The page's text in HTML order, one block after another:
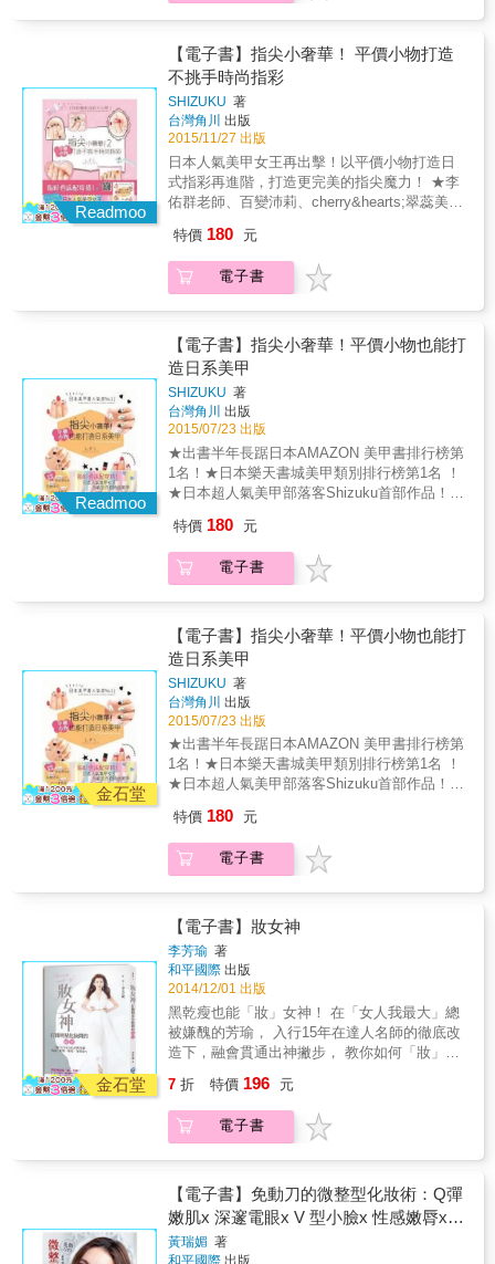
cherry&hearts; 翠蕊 法式微甜短指甲、 女子力
上昇足趾彩、 低調優雅ＯＬ風&hellip;&hellip;
解決一切美甲煩惱，<br style="box-sizing:
border-box; color: rgb(51, 51, 51); font-family:
Verdana, 新細明體, Arial, Helvetica, sans-
serif; font-size: small; line-height: 17px;"
Readmoo
【電子書】指尖小奢華！ 平價小物打造
不挑手時尚指彩
SHIZUKU 著
台灣角川 出版
2015/11/27 出版
日本人氣美甲女王再出擊！以平價小物打造日
式指彩再進階，打造更完美的指尖魔力！ ★李
佑群老師、百變沛莉、cherry&hearts;翠蕊美麗
擾，短指甲、小指甲都能做出甜美造型！ ★日
本人氣美甲女王大方公開１５０款的獨創指
彩！隨手可得的道具X零失敗步驟圖＝打造最時
cherry&hearts; 翠蕊 法式微甜短指甲、 女子力
上昇足趾彩、 低調優雅ＯＬ風&hellip;&hellip;
解決一切美甲煩惱，<br style="box-sizing:
border-box; color: rgb(51, 51, 51); font-family:
Verdana, 新細明體, Arial, Helvetica, sans-
serif; font-size: small; line-height: 17px;"
特價 180 元
電子書
Readmoo
【電子書】指尖小奢華！平價小物也能打
造日系美甲
SHIZUKU 著
台灣角川 出版
2015/07/23 出版
★出書半年長踞日本AMAZON 美甲書排行榜第
1名！★日本樂天書城美甲類別排行榜第1名 ！
★日本超人氣美甲部落客Shizuku首部作品！
人節、聖誕節等重要節日設計的指彩，讓妳隨
時擁有完美指尖！& ★OK繃、紙膠帶、廚房海
綿？隨手可得的道具X零失敗步驟圖＝打造最時
搭配適合的指彩，就讓能整體穿搭更添魅力。
& 本書作者Shizuku，原本於日本社群網站
ameba上分享隨手畫出時尚感十足的創意指彩
而一躍成名，並受邀與各美甲大廠合作。 本書
為其首次推出美甲彩繪書。以詳細的步驟圖，
教讀者如何以隨手可得、隨處可買的道具和指
甲油，畫出最具時尚感的日式美甲！ & 1
Shizuku風－畫出自己獨創指彩的技巧& 2 隨身
小道具就能做的設計 3 不用指甲貼也能畫出炫
目指彩 4 搭配亮片、鋁片、水鑽&hellip;&hellip;
指彩也要跟上季節流行！翻開日曆，打造一整
年的美麗指彩！
特價 180 元
電子書
金石堂
【電子書】指尖小奢華！平價小物也能打
造日系美甲
SHIZUKU 著
台灣角川 出版
2015/07/23 出版
★出書半年長踞日本AMAZON 美甲書排行榜第
1名！★日本樂天書城美甲類別排行榜第1名 ！
★日本超人氣美甲部落客Shizuku首部作品！
人節、聖誕節等重要節日設計的指彩，讓妳隨
時擁有完美指尖！& ★OK繃、紙膠帶、廚房海
綿？隨手可得的道具X零失敗步驟圖＝打造最時
搭配適合的指彩，就讓能整體穿搭更添魅力。
& 本書作者Shizuku，原本於日本社群網站
ameba上分享隨手畫出時尚感十足的創意指彩
而一躍成名，並受邀與各美甲大廠合作。 本書
為其首次推出美甲彩繪書。以詳細的步驟圖，
教讀者如何以隨手可得、隨處可買的道具和指
甲油，畫出最具時尚感的日式美甲！ & 1
Shizuku風－畫出自己獨創指彩的技巧& 2 隨身
小道具就能做的設計 3 不用指甲貼也能畫出炫
讓指尖變奢華！ 5 如何決定配色&times;圖案 6
指彩也要跟上季節流行！翻開日曆，打造一整
年的美麗指彩！
特價 180 元
電子書
金石堂
【電子書】妝女神
李芳瑜 著
和平國際 出版
2014/12/01 出版
黑乾瘦也能「妝」女神！ 在「女人我最大」總
被嫌醜的芳瑜， 入行15年在達人名師的徹底改
造下，融會貫通出神撇步， 教你如何「妝」出
為你揭開明星化妝間的祕密！ 一窺「功力加5
成」的明星級保養、彩妝、變髮、穿搭技巧，
完全掌握！ & 芳瑜在「女人我最大」當班底的
小奶奶、扁屁屁&hellip;&hellip;，每次錄影都被
批評零優點！但在各界達人老師們大改造下，
加上自己不斷尋找進化版祕方，完全蛻變時尚
女神！ & ．用對粉底 &rarr; 黑皮膚也能看起來
7 折 特價 196 元
電子書
【電子書】免動刀的微整型化妝術：Q彈
嫩肌x 深邃電眼x V 型小臉x 性感嫩脣x
立體挺鼻，完美妝容一次掌握！
黃瑞媚 著
和平國際 出版